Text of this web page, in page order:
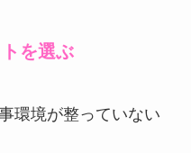
を選ぶ
環境が整っていない